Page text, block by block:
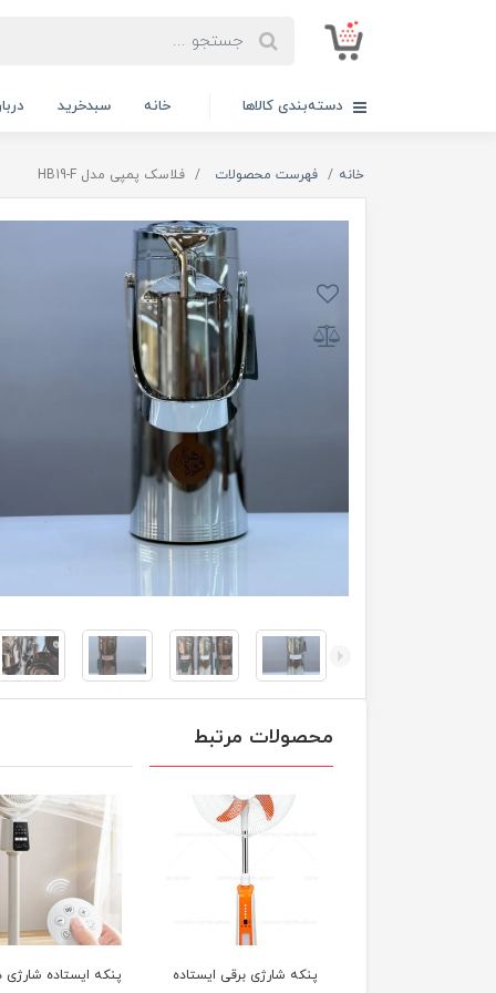
دسته‌بندی کالاها خانه سبدخرید
خانه فهرست محصولات فلاسک پمپی مدل HB19-F
محصولات مرتبط
پنکه ایستاده شارژی دی